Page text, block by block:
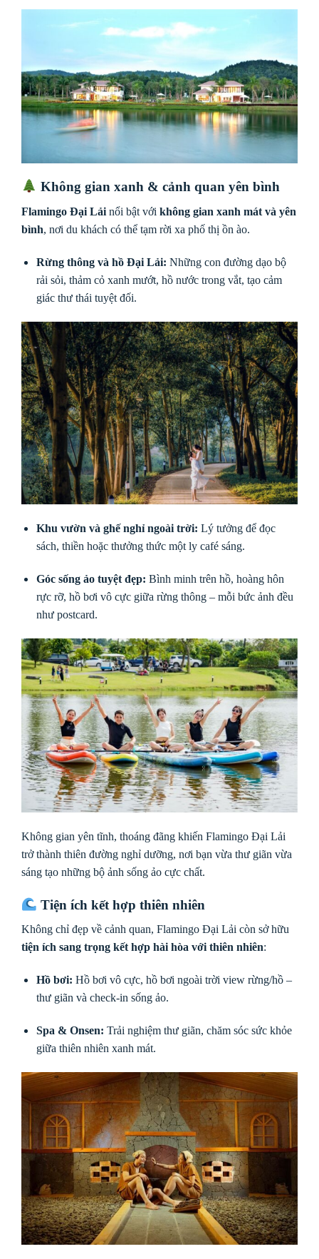
Không gian xanh & cảnh quan yên bình
Flamingo Đại Lải nổi bật với không gian xanh mát và yên
bình, nơi du khách có thể tạm rời xa phố thị ồn ào.
Rừng thông và hồ Đại Lải: Những con đường dạo bộ
rải sỏi, thảm cỏ xanh mướt, hồ nước trong vắt, tạo cảm
giác thư thái tuyệt đối.
Khu vườn và ghế nghỉ ngoài trời: Lý tưởng để đọc
sách, thiền hoặc thưởng thức một ly café sáng.
Góc sống ảo tuyệt đẹp: Bình minh trên hồ, hoàng hôn
rực rỡ, hồ bơi vô cực giữa rừng thông – mỗi bức ảnh đều
như postcard.
Không gian yên tĩnh, thoáng đãng khiến Flamingo Đại Lải
trở thành thiên đường nghỉ dưỡng, nơi bạn vừa thư giãn vừa
sáng tạo những bộ ảnh sống ảo cực chất.
Tiện ích kết hợp thiên nhiên
Không chỉ đẹp về cảnh quan, Flamingo Đại Lải còn sở hữu
tiện ích sang trọng kết hợp hài hòa với thiên nhiên:
Hồ bơi: Hồ bơi vô cực, hồ bơi ngoài trời view rừng/hồ –
thư giãn và check-in sống ảo.
Spa & Onsen: Trải nghiệm thư giãn, chăm sóc sức khỏe
giữa thiên nhiên xanh mát.